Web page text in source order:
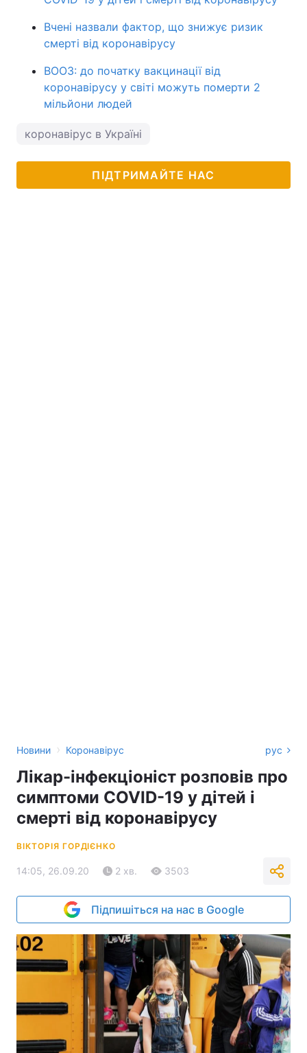
Вчені назвали фактор, що знижує ризик
смерті від коронавірусу
ВООЗ: до початку вакцинації від
коронавірусу у світі можуть померти 2
мільйони людей
коронавірус в Україні
ПІДТРИМАЙТЕ НАС
Новини › Коронавірус рус
Лікар-інфекціоніст розповів про
симптоми COVID-19 у дітей і
смерті від коронавірусу
ВІКТОРІЯ ГОРДІЄНКО
14:05, 26.09.20 2 хв. 3503
Підпишіться на нас в Google